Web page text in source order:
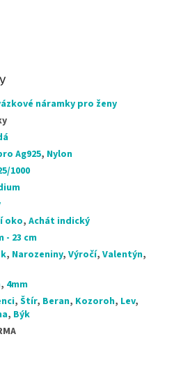
náramky pro ženy
Ag925, Nylon
1000
oko, Achát indický
- 23 cm
, Narozeniny, Výročí, Valentýn,
, 4mm
, Štír, Beran, Kozoroh, Lev,
, Býk